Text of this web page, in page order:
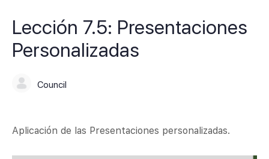
Lección 7.5: Presentaciones
Personalizadas
Council
Aplicación de las Presentaciones personalizadas.